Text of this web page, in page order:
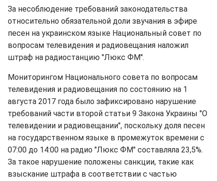
За несоблюдение требований законодательства
относительно обязательной доли звучания в эфире
песен на украинском языке Национальный совет по
вопросам телевидения и радиовещания наложил
штраф на радиостанцию "Люкс ФМ".
Мониторингом Национального совета по вопросам
телевидения и радиовещания по состоянию на 1
августа 2017 года было зафиксировано нарушение
требований части второй статьи 9 Закона Украины "О
телевидении и радиовещании", поскольку доля песен
на государственном языке в промежуток времени с
07:00 до 14:00 на радио "Люкс ФМ" составляла 23,5%.
За такое нарушение положены санкции, такие как
взыскание штрафа в соответствии с частью